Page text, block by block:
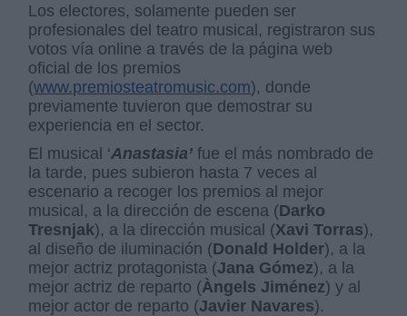
Los electores, solamente pueden ser
profesionales del teatro musical, registraron sus
votos vía online a través de la página web
oficial de los premios
(www.premiosteatromusic.com), donde
previamente tuvieron que demostrar su
experiencia en el sector.
El musical ‘Anastasia’ fue el más nombrado de
la tarde, pues subieron hasta 7 veces al
escenario a recoger los premios al mejor
musical, a la dirección de escena (Darko
Tresnjak), a la dirección musical (Xavi Torras),
al diseño de iluminación (Donald Holder), a la
mejor actriz protagonista (Jana Gómez), a la
mejor actriz de reparto (Àngels Jiménez) y al
mejor actor de reparto (Javier Navares).